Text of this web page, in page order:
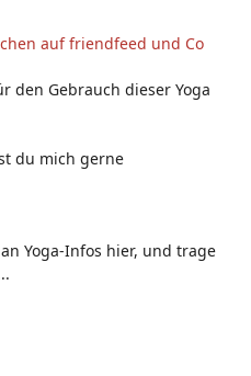
auf friendfeed und Co
den Gebrauch dieser Yoga
du mich gerne
Yoga-Infos hier, und trage